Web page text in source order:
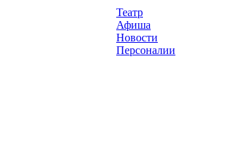
Театр
Афиша
Новости
Персоналии